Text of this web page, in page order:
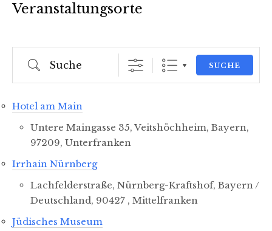
Veranstaltungsorte
Suche
SUCHE
Hotel am Main
Untere Maingasse 35, Veitshöchheim, Bayern,
97209, Unterfranken
Irrhain Nürnberg
Lachfelderstraße, Nürnberg-Kraftshof, Bayern /
Deutschland, 90427 , Mittelfranken
Jüdisches Museum